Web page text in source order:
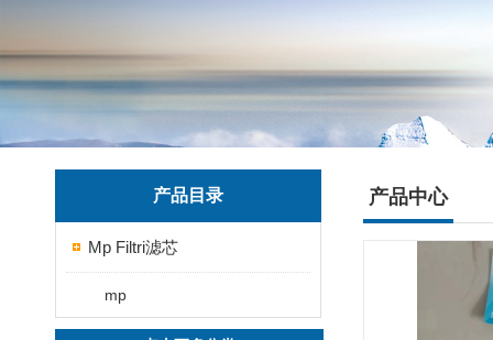
产品目录
Mp Filtri滤芯
mp
产品中心